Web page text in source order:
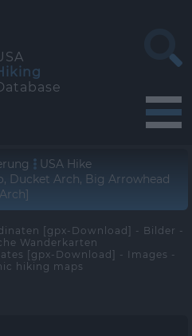
USA Hike
Ducket Arch, Big Arrowhead
Arch]
[gpx-Download] - Bilder -
Wanderkarten
[gpx-Download] - Images -
hiking maps